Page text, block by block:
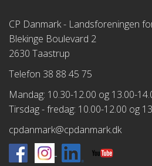
CP Danmark - Landsforeningen
Blekinge Boulevard 2
2630 Taastrup
Telefon 38 88 45 75
Mandag: 10.30-12.00 og 13.00-
Tirsdag - fredag: 10.00-12.00 og
cpdanmark@cpdanmark.dk